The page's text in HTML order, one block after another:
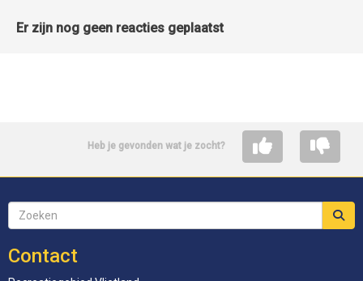
Er zijn nog geen reacties geplaatst
Heb je gevonden wat je zocht?
Contact